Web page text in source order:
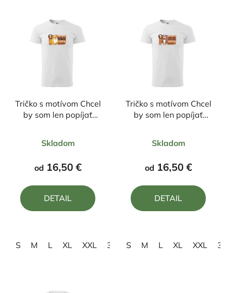
Tričko s motívom Chcel
by som len popíjať
hodnotenie
produktu
je
z
Skladom
od 16,50 €
DETAIL
S M L XL XXL 3XL 4XL
Tričko s motívom Chcel
by som len popíjať
hodnotenie
produktu
je
z
Skladom
od 16,50 €
DETAIL
S M L XL XXL